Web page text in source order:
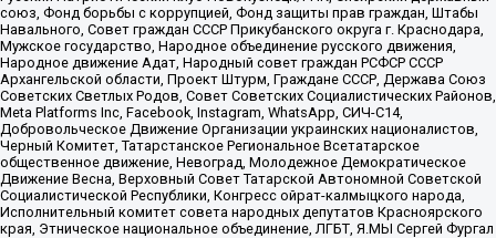
союз, Фонд борьбы с коррупцией, Фонд защиты прав граждан, Штабы
Навального, Совет граждан СССР Прикубанского округа г. Краснодара,
Мужское государство, Народное объединение русского движения,
Народное движение Адат, Народный совет граждан РСФСР СССР
Архангельской области, Проект Штурм, Граждане СССР, Держава Союз
Советских Светлых Родов, Совет Советских Социалистических Районов,
Meta Platforms Inc, Facebook, Instagram, WhatsApp, СИЧ-С14,
Добровольческое Движение Организации украинских националистов,
Черный Комитет, Татарстанское Региональное Всетатарское
общественное движение, Невоград, Молодежное Демократическое
Движение Весна, Верховный Совет Татарской Автономной Советской
Социалистической Республики, Конгресс ойрат-калмыцкого народа,
Исполнительный комитет совета народных депутатов Красноярского
края, Этническое национальное объединение, ЛГБТ, Я.МЫ Сергей Фургал